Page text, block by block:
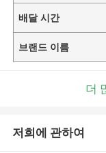
배달 시간
브랜드 이름
더
저희에 관하여